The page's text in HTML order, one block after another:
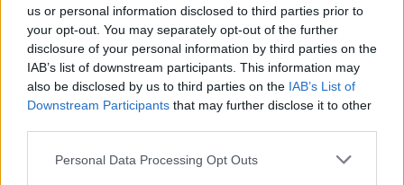
us or personal information disclosed to third parties prior to
your opt-out. You may separately opt-out of the further
disclosure of your personal information by third parties on the
IAB’s list of downstream participants. This information may
also be disclosed by us to third parties on the IAB’s List of
Downstream Participants that may further disclose it to other
Please note that this website/app uses one or more Google
Personal Data Processing Opt Outs
Pestality Máté
- Advertisment -